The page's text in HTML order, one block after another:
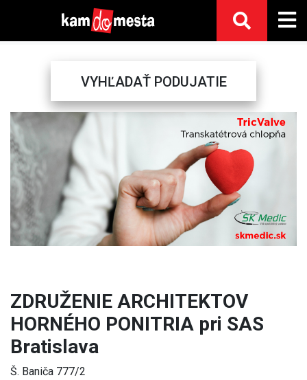
VYHĽADAŤ PODUJATIE
Previous
ZDRUŽENIE ARCHITEKTOV
HORNÉHO PONITRIA pri SAS
Bratislava
Š. Baniča 777/2